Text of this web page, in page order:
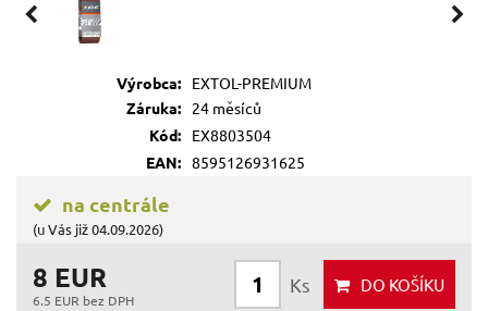
Výrobca:
EXTOL-PREMIUM
Záruka:
24 měsíců
Kód:
EX8803504
EAN: 8595126931625
na centrále
(u Vás již 04.09.2026)
8 EUR
6.5 EUR bez DPH
Ks DO KOŠÍKU